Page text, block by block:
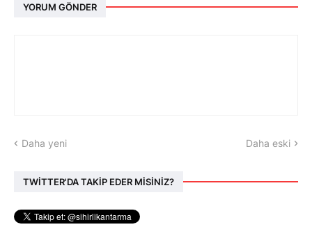
YORUM GÖNDER
Daha yeni Daha eski
TWİTTER'DA TAKİP EDER MİSİNİZ?